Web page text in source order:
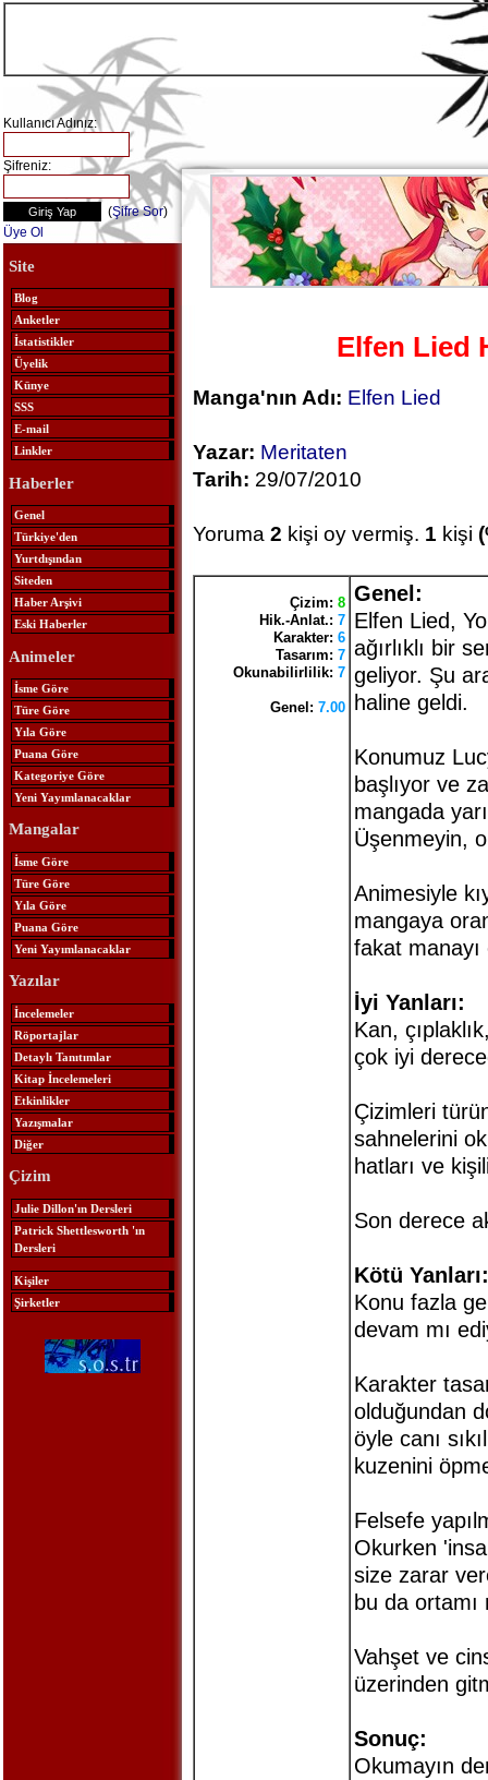
Kullanıcı Adınız:
Şifreniz:
(Şifre Sor)
Üye Ol
Site
Blog
Anketler
İstatistikler
Üyelik
Künye
SSS
E-mail
Linkler
Haberler
Genel
Türkiye'den
Yurtdışından
Siteden
Haber Arşivi
Eski Haberler
Animeler
İsme Göre
Türe Göre
Yıla Göre
Puana Göre
Kategoriye Göre
Yeni Yayımlanacaklar
Mangalar
İsme Göre
Türe Göre
Yıla Göre
Puana Göre
Yeni Yayımlanacaklar
Yazılar
İncelemeler
Röportajlar
Detaylı Tanıtımlar
Kitap İncelemeleri
Etkinlikler
Yazışmalar
Diğer
Çizim
Julie Dillon'ın Dersleri
Patrick Shettlesworth 'ın
Dersleri
Kişiler
Şirketler
Elfen Lied
Manga'nın Adı: Elfen Lied
Yazar: Meritaten
Tarih: 29/07/2010
Yoruma 2 kişi oy vermiş. 1 kişi
Çizim: 8
Hik.-Anlat.: 7
Karakter: 6
Tasarım: 7
Okunabilirlilik: 7
Genel: 7.00
Genel:
Elfen Lied,
ağırlıklı bir
geliyor. Şu
haline geldi.
Konumuz
başlıyor ve
mangada
Üşenmeyin,
Animesiyle
mangaya
fakat manayı
İyi Yanları:
Kan,
çok iyi
Çizimleri
sahnelerini
hatları ve
Son derece
Kötü Yanları:
Konu fazla
devam mı
Karakter
olduğundan
öyle canı
kuzenini
Felsefe
Okurken
size zarar
bu da
Vahşet ve
üzerinden
Sonuç:
Okumayın